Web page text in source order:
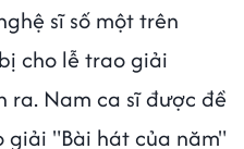
sĩ số một trên
cho lễ trao giải
ra. Nam ca sĩ được đề
giải "Bài hát của năm"